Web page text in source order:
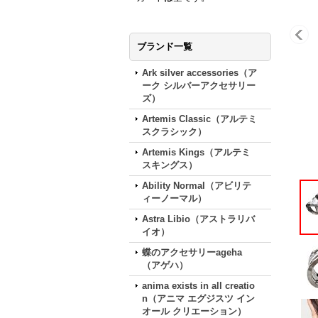
ブランド一覧
Ark silver accessories（ア
ーク シルバーアクセサリー
ズ）
Artemis Classic（アルテミ
スクラシック）
Artemis Kings（アルテミ
スキングス）
Ability Normal（アビリテ
ィーノーマル）
Astra Libio（アストラリバ
イオ）
蝶のアクセサリーageha
（アゲハ）
anima exists in all creatio
n（アニマ エグジスツ イン
オール クリエーション）